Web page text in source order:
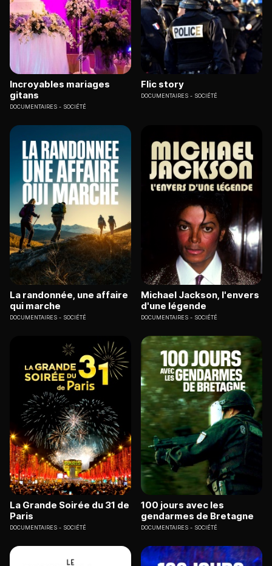
Incroyables mariages
gitans
DOCUMENTAIRES SOCIÉTÉ
Flic story
DOCUMENTAIRES SOCIÉTÉ
La randonnée, une affaire
qui marche
DOCUMENTAIRES SOCIÉTÉ
Michael Jackson, l'envers
d'une légende
DOCUMENTAIRES SOCIÉTÉ
La Grande Soirée du 31 de
Paris
DOCUMENTAIRES SOCIÉTÉ
100 jours avec les
gendarmes de Bretagne
DOCUMENTAIRES SOCIÉTÉ